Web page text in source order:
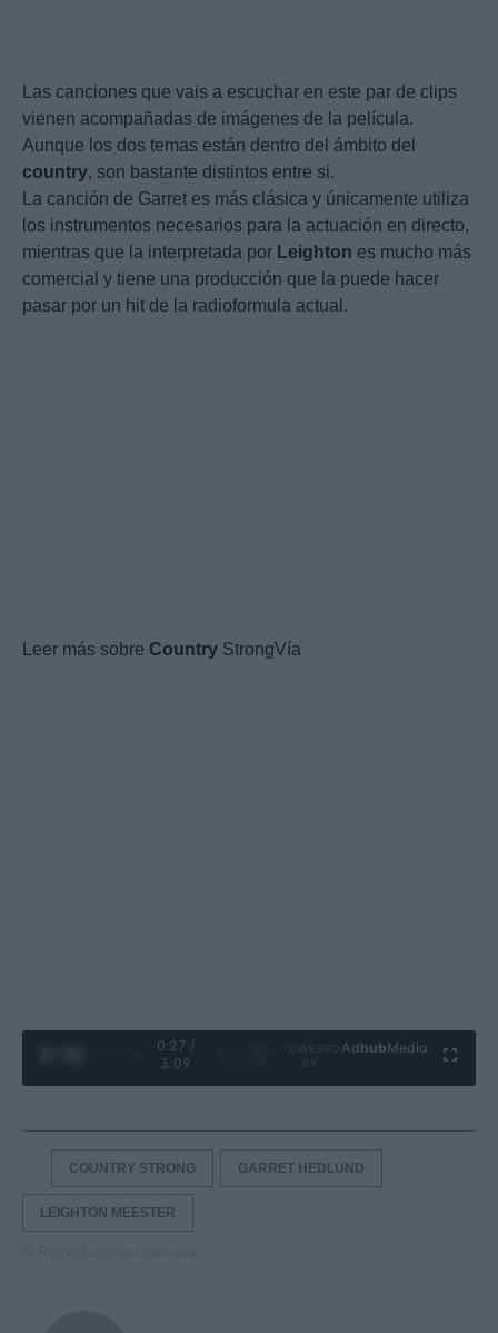
Las canciones que vais a escuchar en este par de clips
vienen acompañadas de imágenes de la película.
Aunque los dos temas están dentro del ámbito del
country, son bastante distintos entre si.
La canción de Garret es más clásica y únicamente utiliza
los instrumentos necesarios para la actuación en directo,
mientras que la interpretada por Leighton es mucho más
comercial y tiene una producción que la puede hacer
pasar por un hit de la radioformula actual.
Leer más sobre Country StrongVía
0:28 /
3:09
Ad hubMedia
COUNTRY STRONG GARRET HEDLUND
LEIGHTON MEESTER